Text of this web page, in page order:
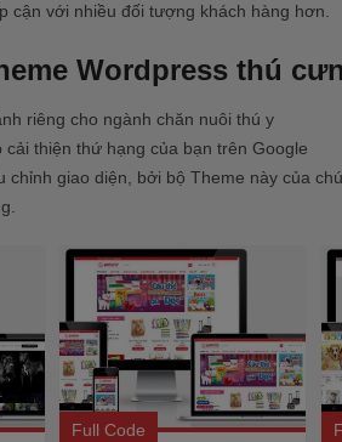
cận với nhiều đối tượng khách hàng hơn.
Wordpress thú
riêng cho ngành chăn nuôi thú y
cải thiện thứ hạng của bạn trên Google
chỉnh giao diện, bởi bộ Theme này của
Full Code